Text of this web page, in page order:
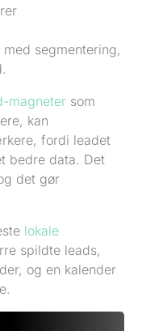
segmentering,
magneter som
kan
fordi leadet
bedre data. Det
det gør
lokale
spildte leads,
og en kalender